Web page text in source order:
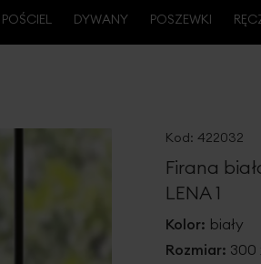
POŚCIEL DYWANY POSZEWKI
Kod: 422032
Firana
LENA 1
Kolor: biały
Rozmiar: 300